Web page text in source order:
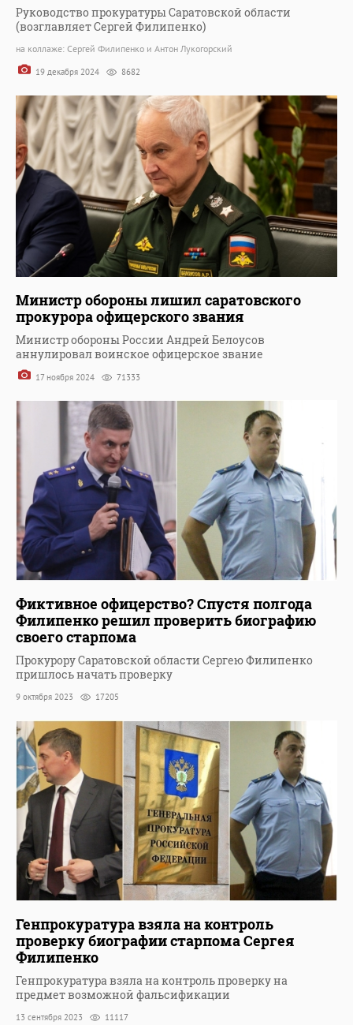
Руководство прокуратуры Саратовской области
(возглавляет Сергей Филипенко)
на коллаже: Сергей Филипенко и Антон Лукогорский
19 декабря 2024 8682
Министр обороны лишил саратовского
прокурора офицерского звания
Министр обороны России Андрей Белоусов
аннулировал воинское офицерское звание
17 ноября 2024 71333
Фиктивное офицерство? Спустя полгода
Филипенко решил проверить биографию
своего старпома
Прокурору Саратовской области Сергею Филипенко
пришлось начать проверку
9 октября 2023 17205
Генпрокуратура взяла на контроль
проверку биографии старпома Сергея
Филипенко
Генпрокуратура взяла на контроль проверку на
предмет возможной фальсификации
13 сентября 2023 11117